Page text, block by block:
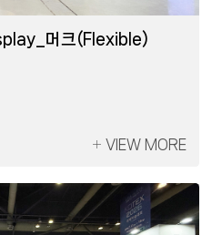
코리아_한국제지
VIEW MORE
머크(Flexible)
VIEW MORE
코리아_한국제지
VIEW MORE
머크(Flexible)
VIEW MORE